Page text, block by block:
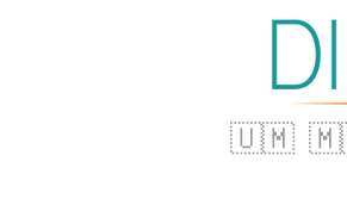
🇺🇲